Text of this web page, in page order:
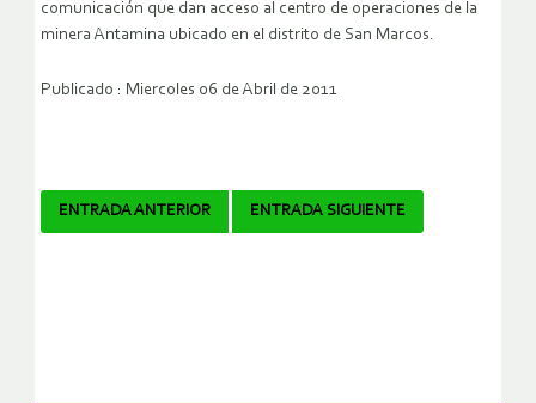
comunicación que dan acceso al centro de operaciones de la
minera Antamina ubicado en el distrito de San Marcos.
Publicado : Miercoles 06 de Abril de 2011
Navegador
ENTRADA ANTERIOR ENTRADA SIGUIENTE